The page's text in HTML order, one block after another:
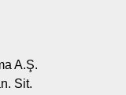
A.Ş.
Sit.